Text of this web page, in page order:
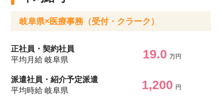
岐阜県×医療事務（受付・クラーク）
正社員・契約社員
平均月給 岐阜県
19.0 万円
派遣社員・紹介予定派遣
平均時給 岐阜県
1,200 円